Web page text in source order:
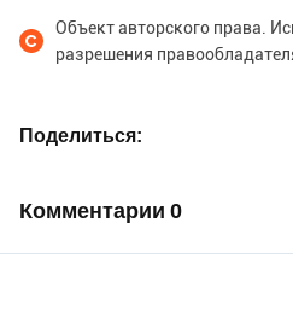
Объект авторского права.
разрешения
Поделиться
Комментарии 0